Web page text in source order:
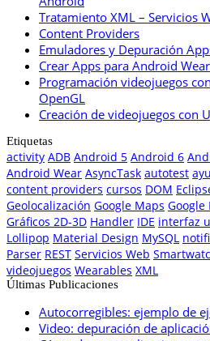
Tratamiento XML – Servicios
Content Providers
Emuladores y Depuración
Crear Apps para Android Wear
Programación videojuegos
OpenGL
Creación de videojuegos con
Etiquetas
activity ADB Android 5 Android 6
Android Wear AsyncTask autotest
content providers cursos DOM
Geolocalización Google Maps Google
Gráficos 2D-3D Handler IDE interfaz
Lollipop Material Design MySQL
Parser REST Servicios Web
videojuegos Wearables XML
Últimas Publicaciones
Autocorregibles: ejemplo de
Video: depuración de